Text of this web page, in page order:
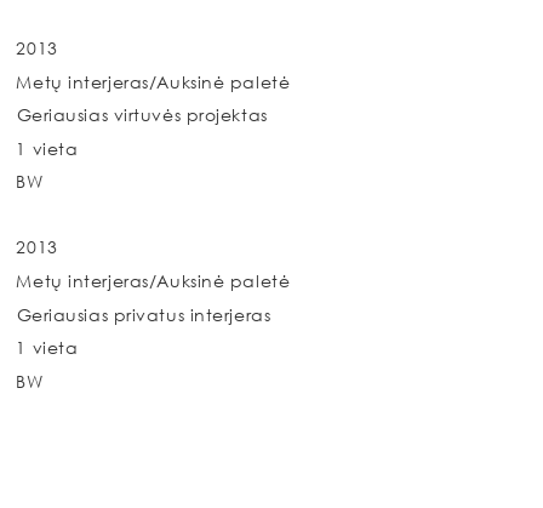
2013
Metų interjeras/Auksinė paletė
Geriausias virtuvės projektas
1 vieta
BW
2013
Metų interjeras/Auksinė paletė
Geriausias privatus interjeras
1 vieta
BW